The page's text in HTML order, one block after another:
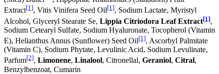
Extract[1], Vitis Vinifera Seed Oil[1], Sodium Lactate, Myristyl
Alcohol, Glyceryl Stearate Se, Lippia Citriodora Leaf Extract[1],
Sodium Cetearyl Sulfate, Sodium Hyaluronate, Tocopherol (Vitamin
E), Helianthus Annus (Sunflower) Seed Oil[1], Ascorbyl Palmitate
(Vitamin C), Sodium Phytate, Levulinic Acid, Sodium Levulinate,
Parfum[2], Limonene, Linalool, Citronellal, Geraniol, Citral,
Benzylbenzoat, Cumarin